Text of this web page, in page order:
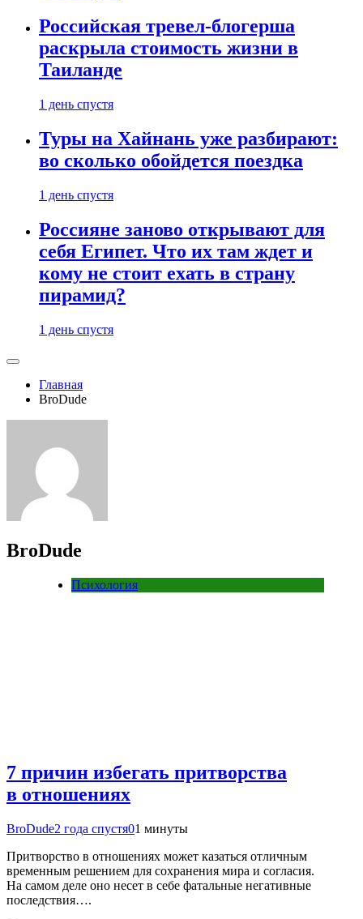
Российская тревел-блогерша
раскрыла стоимость жизни в
Таиланде
1 день спустя
Туры на Хайнань уже разбирают:
во сколько обойдется поездка
1 день спустя
Россияне заново открывают для
себя Египет. Что их там ждет и
кому не стоит ехать в страну
пирамид?
1 день спустя
Главная
BroDude
BroDude
Психология
7 причин избегать притворства
в отношениях
BroDude2 года спустя01 минуты
Притворство в отношениях может казаться отличным
временным решением для сохранения мира и согласия.
На самом деле оно несет в себе фатальные негативные
последствия….